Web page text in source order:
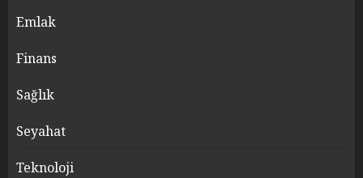
Emlak
Finans
Sağlık
Seyahat
Teknoloji